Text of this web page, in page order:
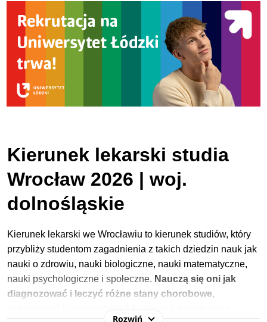
Kierunek lekarski studia
Wrocław 2026 | woj.
dolnośląskie
Kierunek lekarski we Wrocławiu to kierunek studiów, który
przybliży studentom zagadnienia z takich dziedzin nauk jak
nauki o zdrowiu, nauki biologiczne, nauki matematyczne,
nauki psychologiczne i społeczne. Nauczą się oni jak
diagnozować i leczyć różne stany chorobowe,
Rozwiń